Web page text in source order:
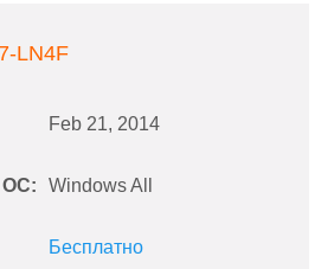
LN4F
Feb 21, 2014
ОС: Windows All
Бесплатно